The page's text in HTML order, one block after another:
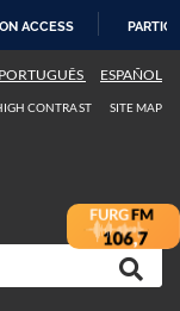
ACCESS
PORTUGUÊS ESPAÑOL
CONTRAST SITE MAP